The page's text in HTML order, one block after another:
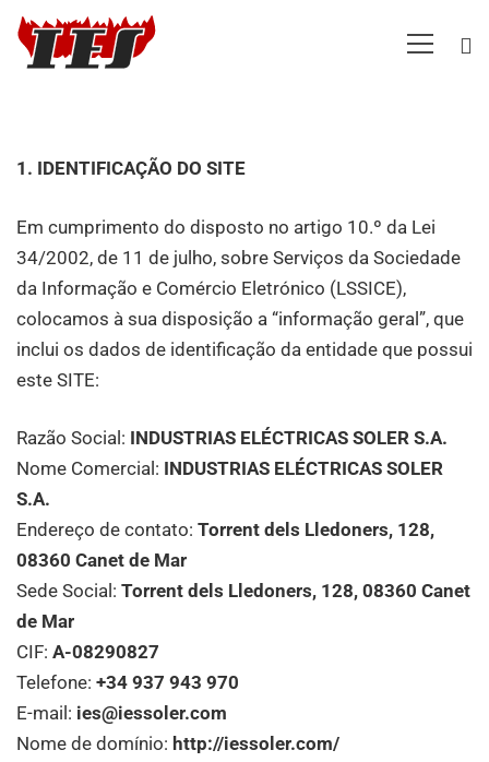
AVISO
LEGAL
1. IDENTIFICAÇÃO DO SITE
Em cumprimento do disposto no artigo 10.º da Lei
34/2002, de 11 de julho, sobre Serviços da Sociedade
da Informação e Comércio Eletrónico (LSSICE),
colocamos à sua disposição a “informação geral”, que
inclui os dados de identificação da entidade que possui
este SITE:
Razão Social: INDUSTRIAS ELÉCTRICAS SOLER S.A.
Nome Comercial: INDUSTRIAS ELÉCTRICAS SOLER
S.A.
Endereço de contato: Torrent dels Lledoners, 128,
08360 Canet de Mar
Sede Social: Torrent dels Lledoners, 128, 08360 Canet
de Mar
CIF: A-08290827
Telefone: +34 937 943 970
E-mail: ies@iessoler.com
Nome de domínio: http://iessoler.com/